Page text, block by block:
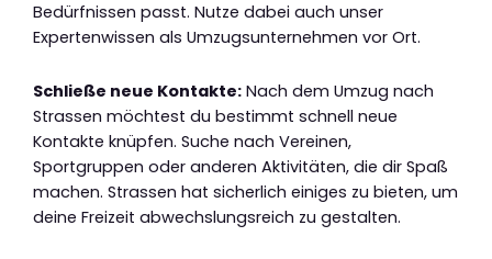
Bedürfnissen passt. Nutze dabei auch unser
Expertenwissen als Umzugsunternehmen vor Ort.
Schließe neue Kontakte: Nach dem Umzug nach
Strassen möchtest du bestimmt schnell neue
Kontakte knüpfen. Suche nach Vereinen,
Sportgruppen oder anderen Aktivitäten, die dir Spaß
machen. Strassen hat sicherlich einiges zu bieten, um
deine Freizeit abwechslungsreich zu gestalten.